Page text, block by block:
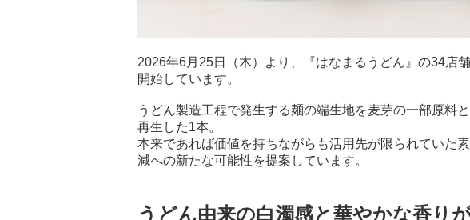
2026年6月25日（木）より、『はなまるうどん』の34店
開始しています。
うどん製造工程で発生する麺の端生地を麦芽の一部原料
再生した1本。
本来であれば価値を持ちながらも活用先が限られていた
減への新たな可能性を提案しています。
うどん由来の白濁感と華やかな香り